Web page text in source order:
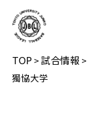
TOP>試合情報 >
獨協大学